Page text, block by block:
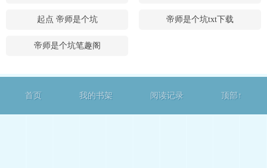
起点 帝师是个坑 帝师是个坑txt下载
帝师是个坑笔趣阁
首页 我的书架 阅读记录 顶部↑